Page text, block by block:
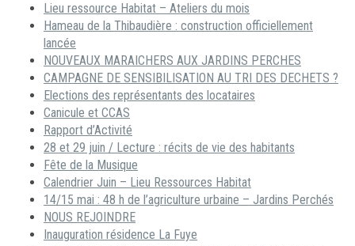
Lieu ressource Habitat – Ateliers du mois
Hameau de la Thibaudière : construction officiellement
lancée
NOUVEAUX MARAICHERS AUX JARDINS PERCHES
CAMPAGNE DE SENSIBILISATION AU TRI DES DECHETS ?
Elections des représentants des locataires
Canicule et CCAS
Rapport d’Activité
28 et 29 juin / Lecture : récits de vie des habitants
Fête de la Musique
Calendrier Juin – Lieu Ressources Habitat
14/15 mai : 48 h de l’agriculture urbaine – Jardins Perchés
NOUS REJOINDRE
Inauguration résidence La Fuye